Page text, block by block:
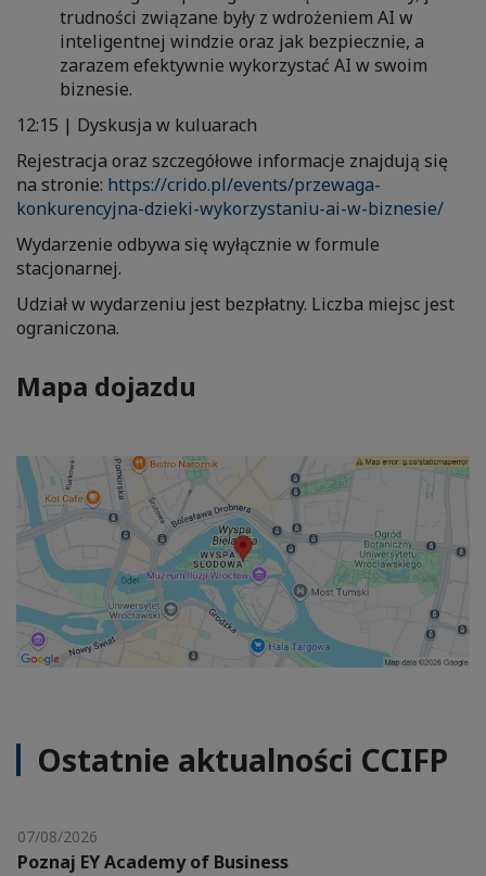
trudności związane były z wdrożeniem AI w
inteligentnej windzie oraz jak bezpiecznie, a
zarazem efektywnie wykorzystać AI w swoim
biznesie.
12:15 | Dyskusja w kuluarach
Rejestracja oraz szczegółowe informacje znajdują się
na stronie: https://crido.pl/events/przewaga-
konkurencyjna-dzieki-wykorzystaniu-ai-w-biznesie/
Wydarzenie odbywa się wyłącznie w formule
stacjonarnej.
Udział w wydarzeniu jest bezpłatny. Liczba miejsc jest
ograniczona.
Mapa dojazdu
Ostatnie aktualności CCIFP
07/08/2026
Poznaj EY Academy of Business